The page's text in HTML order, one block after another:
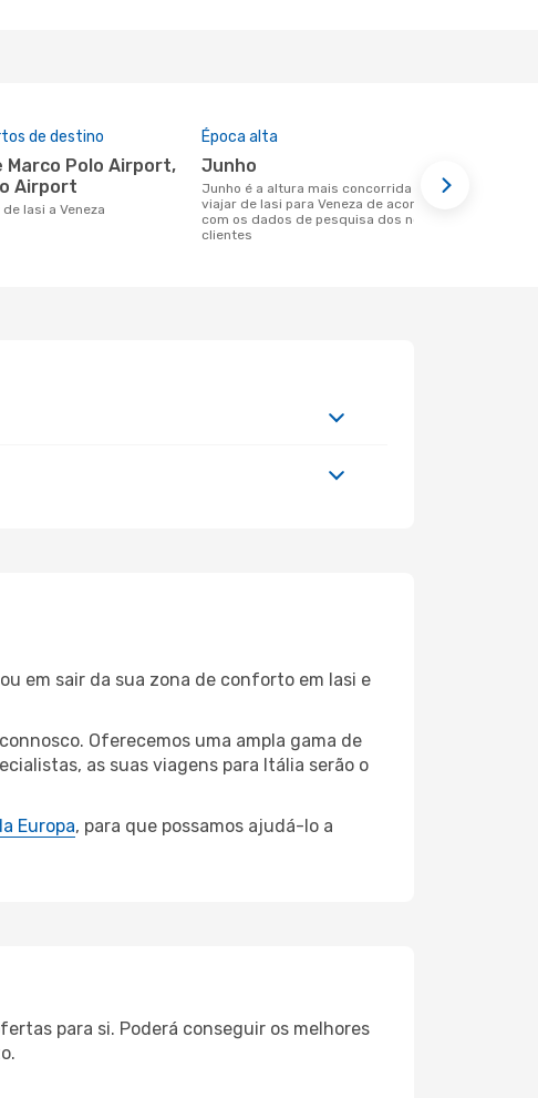
de destino
Airport
de Iasi a Veneza
Época alta
junho
junho é a altura mais concorrida para
viajar de Iasi para Veneza de acordo
com os dados de pesquisa dos nossos
clientes
em sair da sua zona de conforto em Iasi e
Oferecemos uma ampla gama de
as suas viagens para Itália serão o
Europa, para que possamos ajudá-lo a
para si. Poderá conseguir os melhores